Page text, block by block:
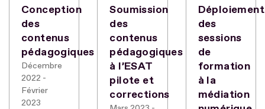
Conception
des
contenus
pédagogiques
Décembre
2022 -
Février
2023
Soumission
des
contenus
pédagogiques
à l’ESAT
pilote et
corrections
Déploiement
des
sessions
de
formation
à la
médiation